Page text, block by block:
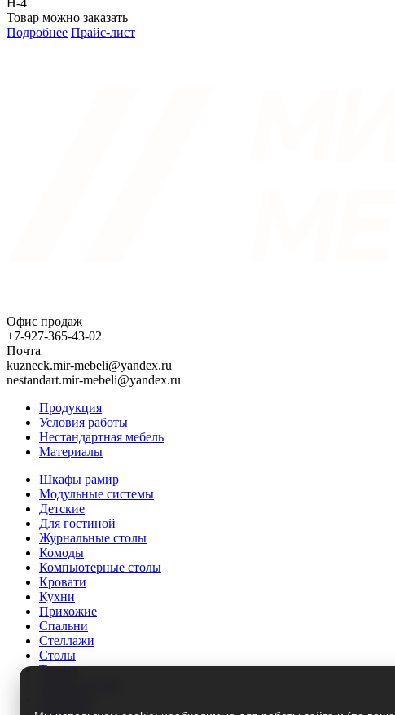
Товар можно заказать
Подробнее Прайс-лист
Офис продаж
+7-927-365-43-02
Почта
kuzneck.mir-mebeli@yandex.ru
nestandart.mir-mebeli@yandex.ru
Продукция
Условия работы
Нестандартная мебель
Материалы
Шкафы рамир
Модульные системы
Детские
Для гостиной
Журнальные столы
Комоды
Компьютерные столы
Кровати
Кухни
Прихожие
Спальни
Стеллажи
Столы
Трюмо